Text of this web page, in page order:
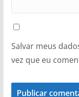
Salvar meus
vez que eu